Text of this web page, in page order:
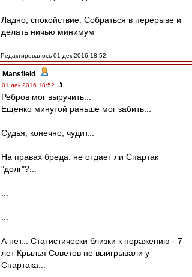
Ладно, спокойствие. Собраться в перерыве и
делать ничью минимум
Редактировалось 01 дек 2016 18:52
Mansfield -
01 дек 2016 18:52
Ребров мог выручить...
Ещенко минутой раньше мог забить...
Судья, конечно, чудит...
На правах бреда: не отдает ли Спартак
"долг"?...
А нет... Статистически близки к поражению - 7
лет Крылья Советов не выигрывали у
Спартака...